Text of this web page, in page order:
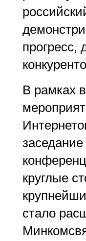
прогресс,
В рамках
круглые
стало